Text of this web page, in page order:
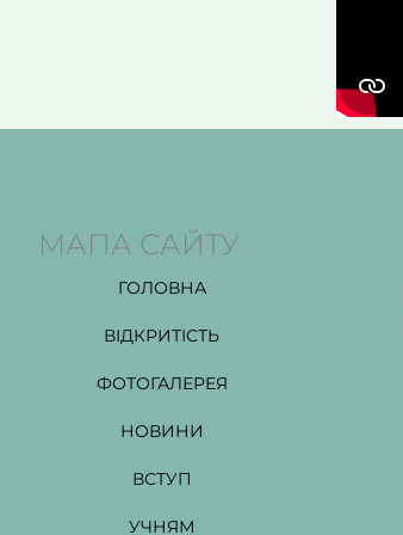
МАПА САЙТУ
ГОЛОВНА
ВІДКРИТІСТЬ
ФОТОГАЛЕРЕЯ
НОВИНИ
ВСТУП
УЧНЯМ